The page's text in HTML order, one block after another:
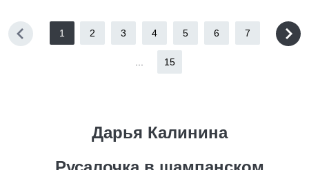
1 2 3 4 5 6 7
15
Дарья Калинина